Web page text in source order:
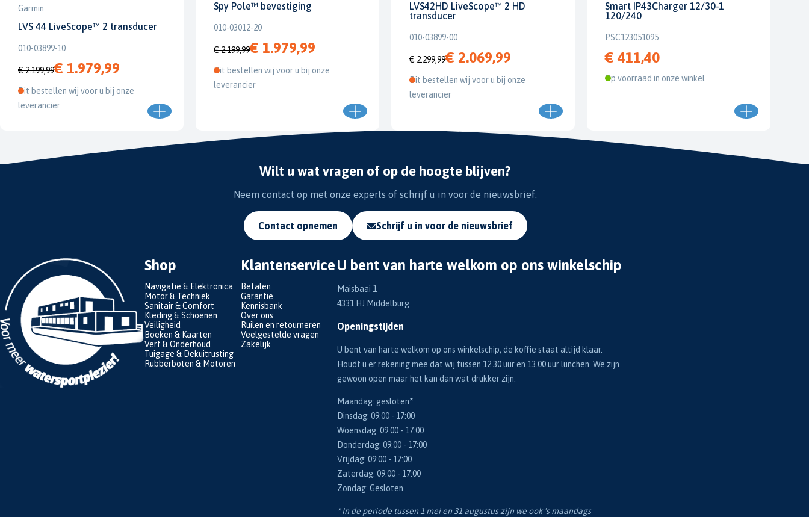
Garmin
LVS 44 LiveScope™ 2 transducer
010-03899-10
€ 2.199,99€ 1.979,99
Dit bestellen wij voor u bij onze
leverancier
Spy Pole™ bevestiging
010-03012-20
€ 2.199,99€ 1.979,99
Dit bestellen wij voor u bij onze
leverancier
LVS42HD LiveScope™ 2 HD
transducer
010-03899-00
€ 2.299,99€ 2.069,99
Dit bestellen wij voor u bij onze
leverancier
Smart IP43Charger 12/30-1
120/240
PSC123051095
€ 411,40
Op voorraad in onze winkel
Wilt u wat vragen of op de hoogte blijven?
Neem contact op met onze experts of schrijf u in voor de nieuwsbrief.
Contact opnemen Schrijf u in voor de nieuwsbrief
Shop
Navigatie & Elektronica
Motor & Techniek
Sanitair & Comfort
Kleding & Schoenen
Veiligheid
Boeken & Kaarten
Verf & Onderhoud
Tuigage & Dekuitrusting
Rubberboten & Motoren
Klantenservice
Betalen
Garantie
Kennisbank
Over ons
Ruilen en retourneren
Veelgestelde vragen
Zakelijk
U bent van harte welkom op ons winkelschip
Maisbaai 1
4331 HJ Middelburg
Openingstijden
U bent van harte welkom op ons winkelschip, de koffie staat altijd klaar.
Houdt u er rekening mee dat wij tussen 12.30 uur en 13.00 uur lunchen. We zijn
gewoon open maar het kan dan wat drukker zijn.
Maandag: gesloten*
Dinsdag: 09:00 - 17:00
Woensdag: 09:00 - 17:00
Donderdag: 09:00 - 17:00
Vrijdag: 09:00 - 17:00
Zaterdag: 09:00 - 17:00
Zondag: Gesloten
* In de periode tussen 1 mei en 31 augustus zijn we ook 's maandags